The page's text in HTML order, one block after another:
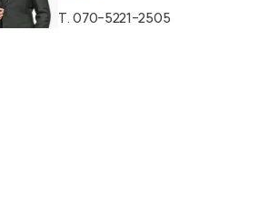
T.070-5221-2505